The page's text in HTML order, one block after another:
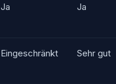
Ja Ja
Eingeschränkt Sehr gut